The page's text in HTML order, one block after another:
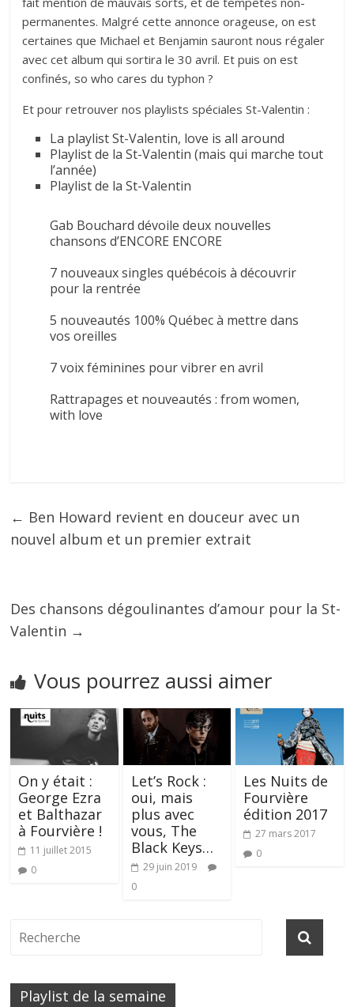
permanentes. Malgré cette annonce orageuse, on est
certaines que Michael et Benjamin sauront nous régaler
avec cet album qui sortira le 30 avril. Et puis on est
confinés, so who cares du typhon ?
Et pour retrouver nos playlists spéciales St-Valentin :
La playlist St-Valentin, love is all around
Playlist de la St-Valentin (mais qui marche tout
l’année)
Playlist de la St-Valentin
Gab Bouchard dévoile deux nouvelles
chansons d’ENCORE ENCORE
7 nouveaux singles québécois à découvrir
pour la rentrée
5 nouveautés 100% Québec à mettre dans
vos oreilles
7 voix féminines pour vibrer en avril
Rattrapages et nouveautés : from women,
with love
← Ben Howard revient en douceur avec un
nouvel album et un premier extrait
Des chansons dégoulinantes d’amour pour la St-
Valentin →
Vous pourrez aussi aimer
On y était :
George Ezra
et Balthazar
à Fourvière !
11 juillet 2015
0
Let’s Rock :
oui, mais
plus avec
vous, The
Black Keys…
29 juin 2019
0
Les Nuits de
Fourvière
édition 2017
27 mars 2017
0
Playlist de la semaine